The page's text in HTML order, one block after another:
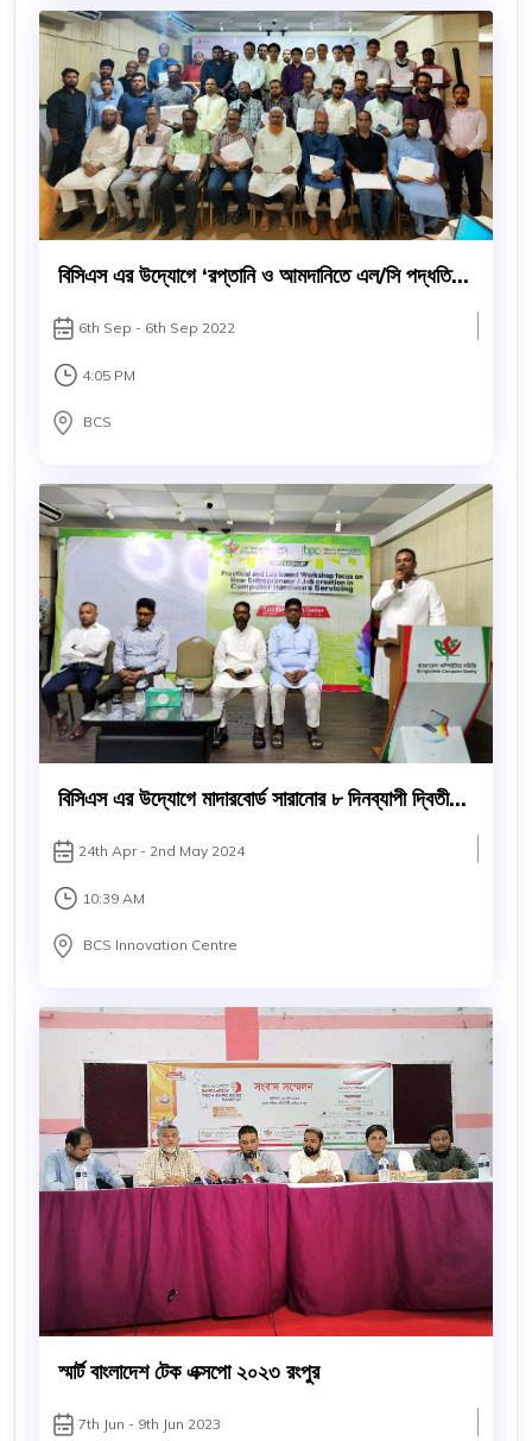
বিসিএস এর উদ্যোগে ‘রপ্তানি ও আমদানিতে এল/সি পদ্ধতি ও
6th Sep - 6th Sep 2022
4:05 PM
BCS
বিসিএস এর উদ্যোগে মাদারবোর্ড সারানোর ৮ দিনব্যাপী দ্বিতীয়
24th Apr - 2nd May 2024
10:39 AM
BCS Innovation Centre
স্মার্ট বাংলাদেশ টেক এক্সপো ২০২৩ রংপুর
7th Jun - 9th Jun 2023